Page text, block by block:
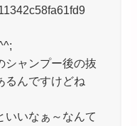
シャンプー後の抜
るんですけどね
いいなぁ～なんて